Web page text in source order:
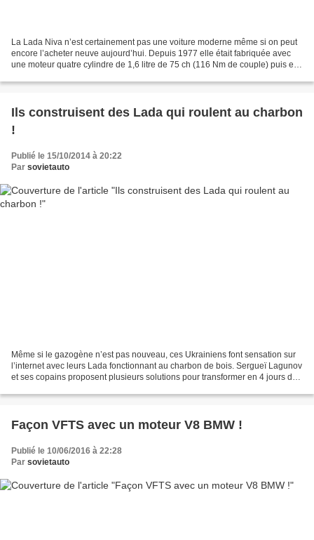
La Lada Niva n’est certainement pas une voiture moderne même si on peut
encore l’acheter neuve aujourd’hui. Depuis 1977 elle était fabriquée avec
une moteur quatre cylindre de 1,6 litre de 75 ch (116 Nm de couple) puis elle
Ils construisent des Lada qui roulent au charbon
!
Publié le 15/10/2014 à 20:22
Par sovietauto
Même si le gazogène n’est pas nouveau, ces Ukrainiens font sensation sur
l’internet avec leurs Lada fonctionnant au charbon de bois. Sergueï Lagunov
et ses copains proposent plusieurs solutions pour transformer en 4 jours des
Façon VFTS avec un moteur V8 BMW !
Publié le 10/06/2016 à 22:28
Par sovietauto